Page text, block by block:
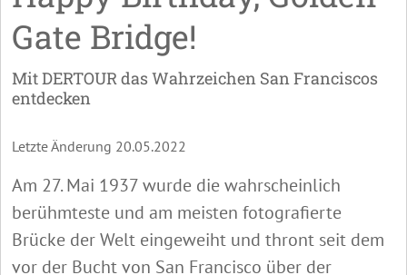
Gate Bridge!
Mit DERTOUR das Wahrzeichen San Franciscos
entdecken
Letzte Änderung 20.05.2022
Am 27. Mai 1937 wurde die wahrscheinlich
berühmteste und am meisten fotografierte
Brücke der Welt eingeweiht und thront seit dem
vor der Bucht von San Francisco über der